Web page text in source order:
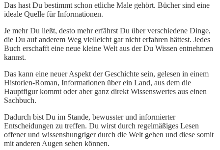
Das hast Du bestimmt schon etliche Male gehört. Bücher sind eine
ideale Quelle für Informationen.
Je mehr Du ließt, desto mehr erfährst Du über verschiedene Dinge,
die Du auf anderem Weg vielleicht gar nicht erfahren hättest. Jedes
Buch erschafft eine neue kleine Welt aus der Du Wissen entnehmen
kannst.
Das kann eine neuer Aspekt der Geschichte sein, gelesen in einem
Historien-Roman, Informationen über ein Land, aus dem die
Hauptfigur kommt oder aber ganz direkt Wissenswertes aus einen
Sachbuch.
Dadurch bist Du im Stande, bewusster und informierter
Entscheidungen zu treffen. Du wirst durch regelmäßiges Lesen
offener und wissenshungriger durch die Welt gehen und diese somit
mit anderen Augen sehen können.